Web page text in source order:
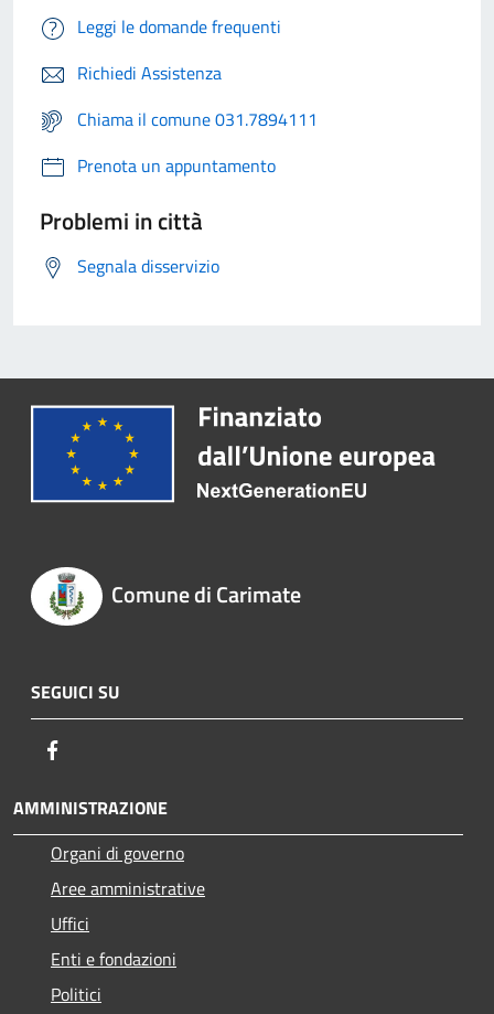
Leggi le domande frequenti
Richiedi Assistenza
Chiama il comune 031.7894111
Prenota un appuntamento
Problemi in città
Segnala disservizio
Comune di Carimate
SEGUICI SU
AMMINISTRAZIONE
Organi di governo
Aree amministrative
Uffici
Enti e fondazioni
Politici